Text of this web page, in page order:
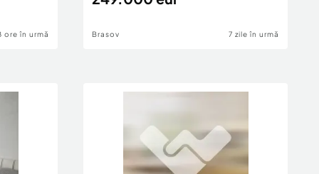
ore în urmă Brasov 7 zile în urmă